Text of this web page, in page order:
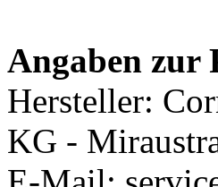
Angaben zur
Hersteller:
KG -